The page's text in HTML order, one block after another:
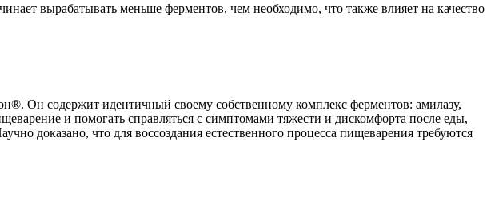
вырабатывать меньше ферментов, чем необходимо, что также влияет на качество
Он содержит идентичный своему собственному комплекс ферментов: амилазу,
и помогать справляться с симптомами тяжести и дискомфорта после еды,
доказано, что для воссоздания естественного процесса пищеварения требуются